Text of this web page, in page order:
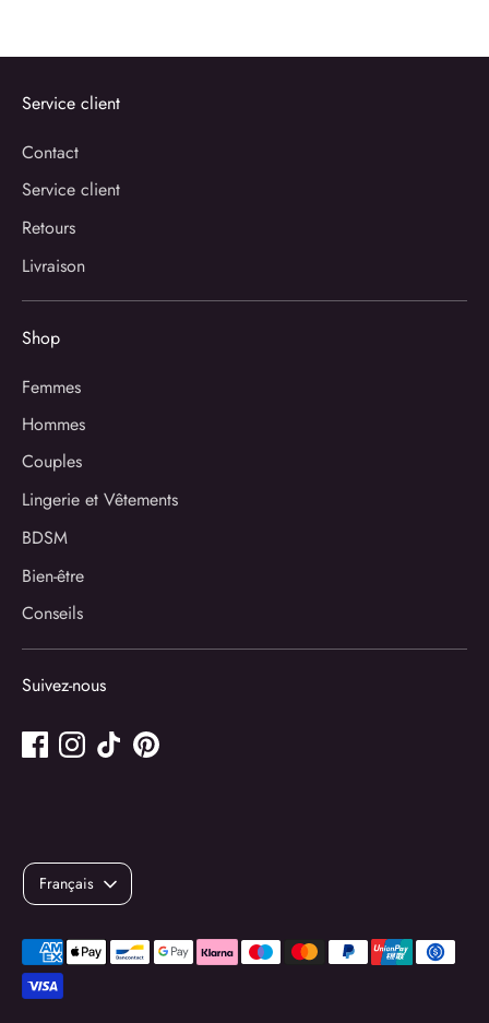
Service client
Contact
Service client
Retours
Livraison
Shop
Femmes
Hommes
Couples
Lingerie et Vêtements
BDSM
Bien-être
Conseils
Suivez-nous
LangueFrançais
Méthodes
de
paiement